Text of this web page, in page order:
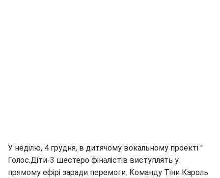
У неділю, 4 грудня, в дитячому вокальному проекті "
Голос.Діти-3 шестеро фіналістів виступлять у
прямому ефірі заради перемоги. Команду Тіни Кароль